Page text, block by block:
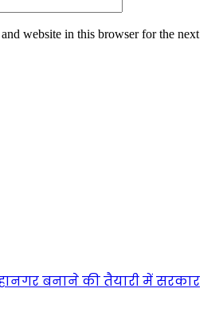
website in this browser for the next
बनाने की तैयारी में सरकार